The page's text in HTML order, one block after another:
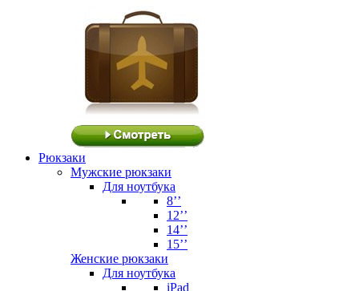
Рюкзаки
Мужские рюкзаки
Для ноутбука
8’’
12’’
14’’
15’’
Женские рюкзаки
Для ноутбука
iPad